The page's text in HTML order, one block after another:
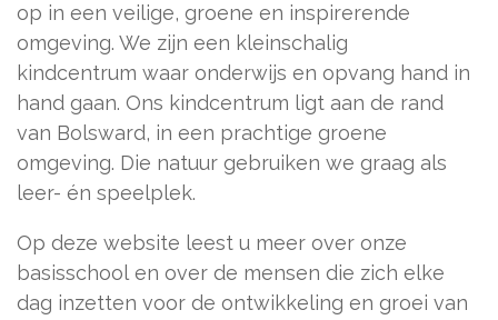
op in een veilige, groene en inspirerende
omgeving. We zijn een kleinschalig
kindcentrum waar onderwijs en opvang hand in
hand gaan. Ons kindcentrum ligt aan de rand
van Bolsward, in een prachtige groene
omgeving. Die natuur gebruiken we graag als
leer- én speelplek.
Op deze website leest u meer over onze
basisschool en over de mensen die zich elke
dag inzetten voor de ontwikkeling en groei van